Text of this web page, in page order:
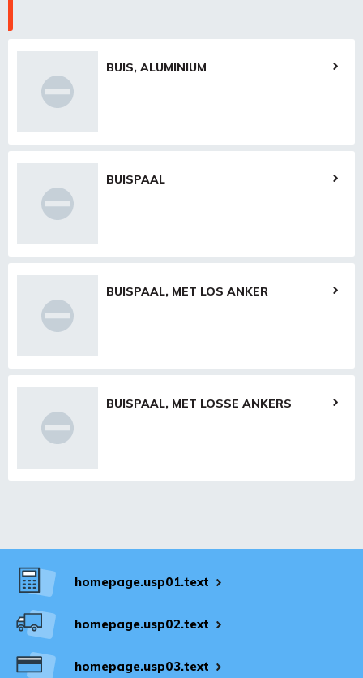
BUIS, ALUMINIUM
BUISPAAL
BUISPAAL, MET LOS ANKER
BUISPAAL, MET LOSSE ANKERS
homepage.usp01.text
homepage.usp02.text
homepage.usp03.text